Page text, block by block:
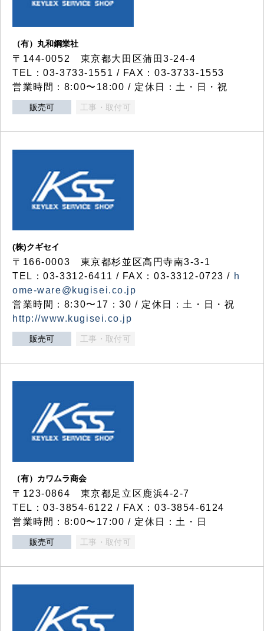
（有）丸和鋼業社
〒144-0052 東京都大田区蒲田3-24-4
TEL：03-3733-1551 / FAX：03-3733-1553
営業時間：8:00〜18:00 / 定休日：土・日・祝
販売可 工事・取付可
(株)クギセイ
〒166-0003 東京都杉並区高円寺南3-3-1
TEL：03-3312-6411 / FAX：03-3312-0723 / h
ome-ware@kugisei.co.jp
営業時間：8:30〜17：30 / 定休日：土・日・祝
http://www.kugisei.co.jp
販売可 工事・取付可
（有）カワムラ商会
〒123-0864 東京都足立区鹿浜4-2-7
TEL：03-3854-6122 / FAX：03-3854-6124
営業時間：8:00〜17:00 / 定休日：土・日
販売可 工事・取付可